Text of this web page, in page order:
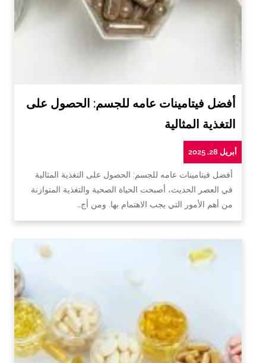
أفضل فيتامينات عامه للجسم: الحصول على
التغذية المثالية
أبريل 28, 2025
أفضل فيتامينات عامه للجسم: الحصول على التغذية المثالية
في العصر الحديث، أصبحت الحياة الصحية والتغذية المتوازنة
من أهم الأمور التي يجب الاهتمام بها. ومن أج…